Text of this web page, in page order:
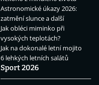
Astronomické úkazy 2026:
zatmění slunce a další
Jak obléci miminko při
vysokých teplotách?
Jak na dokonalé letní mojito
6 lehkých letních salátů
Sport 2026